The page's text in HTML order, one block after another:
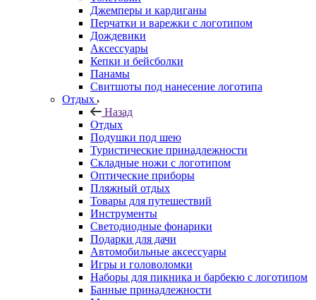
Джемперы и кардиганы
Перчатки и варежки с логотипом
Дождевики
Аксессуары
Кепки и бейсболки
Панамы
Свитшоты под нанесение логотипа
Отдых
Назад
Отдых
Подушки под шею
Туристические принадлежности
Складные ножи с логотипом
Оптические приборы
Пляжный отдых
Товары для путешествий
Инструменты
Светодиодные фонарики
Подарки для дачи
Автомобильные аксессуары
Игры и головоломки
Наборы для пикника и барбекю с логотипом
Банные принадлежности